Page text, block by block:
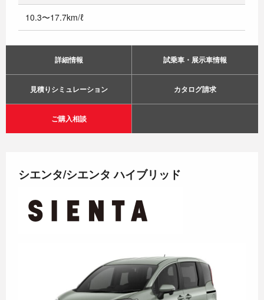
10.3〜17.7km/ℓ
詳細情報 試乗車・展示車情報
見積りシミュレーション カタログ請求
ご購入相談
シエンタ/シエンタ ハイブリッド